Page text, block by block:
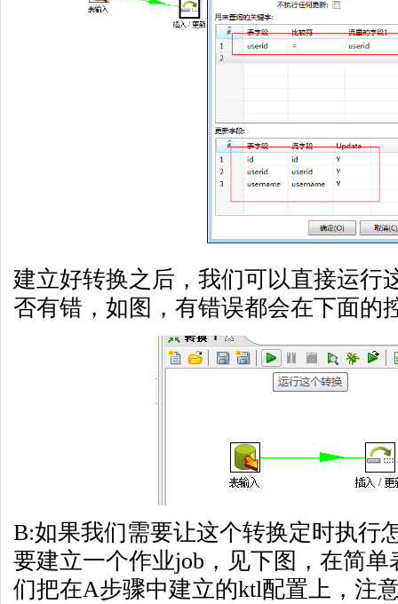
建立好转换之后，我们可以直接运行
否有错，如图，有错误都会在下面的
B:如果我们需要让这个转换定时执行
要建立一个作业job，见下图，在简
们把在A步骤中建立的ktl配置上，注